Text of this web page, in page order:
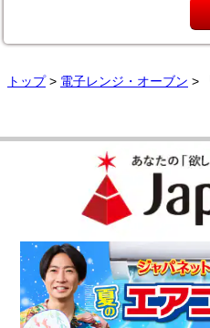
トップ> 電子レンジ・オーブン >